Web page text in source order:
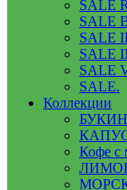
SALE
SALE
SALE
SALE
SALE
SALE.
Коллекции
Кофе с